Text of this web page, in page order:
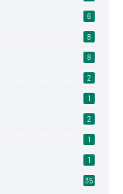
6
8
8
2
1
2
1
1
35